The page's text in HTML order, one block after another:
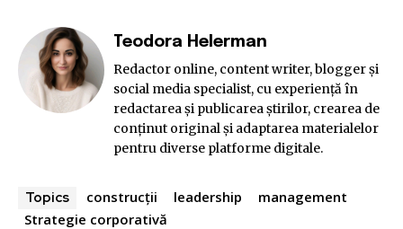
Teodora Helerman
Redactor online, content writer, blogger și
social media specialist, cu experiență în
redactarea și publicarea știrilor, crearea de
conținut original și adaptarea materialelor
pentru diverse platforme digitale.
Topics construcții leadership
management
Strategie corporativă